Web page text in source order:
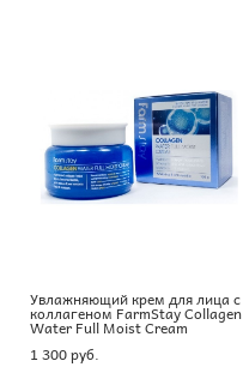
Увлажняющий крем для лица с
коллагеном FarmStay Collagen
Water Full Moist Cream
1 300 pуб.